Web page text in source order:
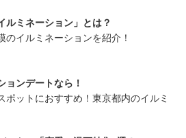
ルミネーション」とは？
のイルミネーションを紹介！
ョンデートなら！
ポットにおすすめ！東京都内のイルミ